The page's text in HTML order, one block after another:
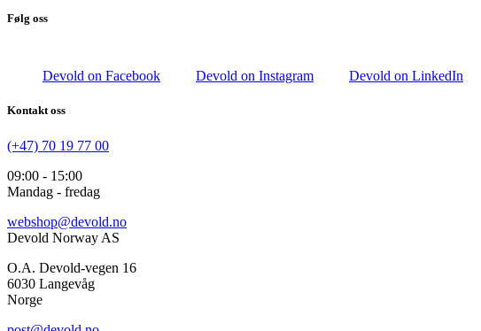
Følg oss
Devold on Facebook Devold on Instagram Devold on LinkedIn
Kontakt oss
(+47) 70 19 77 00
09:00 - 15:00
Mandag - fredag
webshop@devold.no
Devold Norway AS
O.A. Devold-vegen 16
6030 Langevåg
Norge